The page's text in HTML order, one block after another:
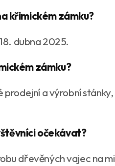
křimickém zámku?
dubna 2025.
zámku?
prodejní a výrobní
očekávat?
dřevěných vajec na